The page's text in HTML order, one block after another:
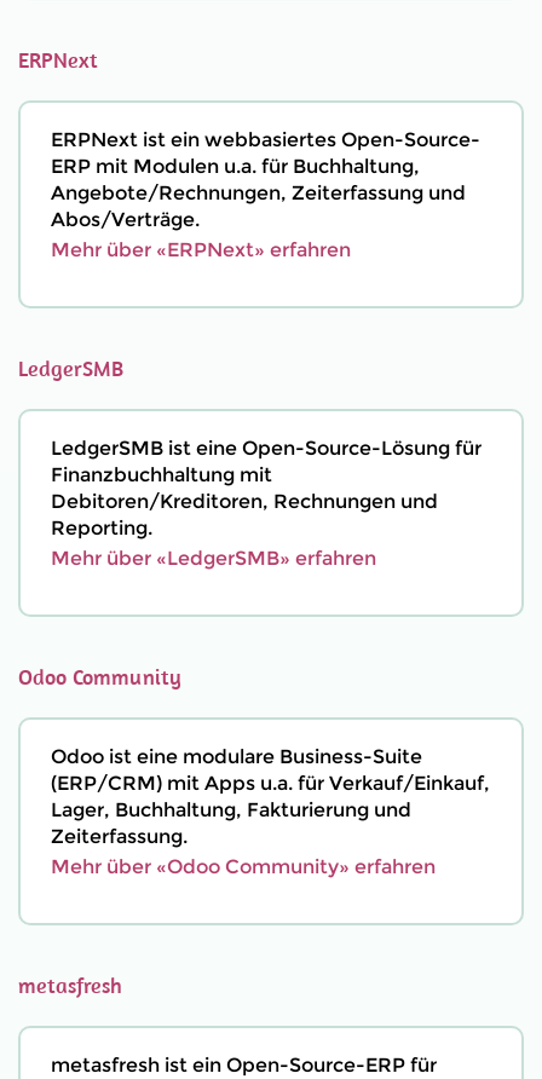
ERPNext
ERPNext ist ein webbasiertes Open-Source-
ERP mit Modulen u.a. für Buchhaltung,
Angebote/Rechnungen, Zeiterfassung und
Abos/Verträge.
Mehr über «ERPNext» erfahren
LedgerSMB
LedgerSMB ist eine Open-Source-Lösung für
Finanzbuchhaltung mit
Debitoren/Kreditoren, Rechnungen und
Reporting.
Mehr über «LedgerSMB» erfahren
Odoo Community
Odoo ist eine modulare Business-Suite
(ERP/CRM) mit Apps u.a. für Verkauf/Einkauf,
Lager, Buchhaltung, Fakturierung und
Zeiterfassung.
Mehr über «Odoo Community» erfahren
metasfresh
metasfresh ist ein Open-Source-ERP für